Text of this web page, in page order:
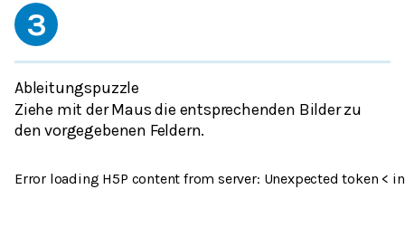
3
Ableitungspuzzle
Ziehe mit der Maus die entsprechenden Bilder zu
den vorgegebenen Feldern.
Error loading H5P content from server: Unexpected token <